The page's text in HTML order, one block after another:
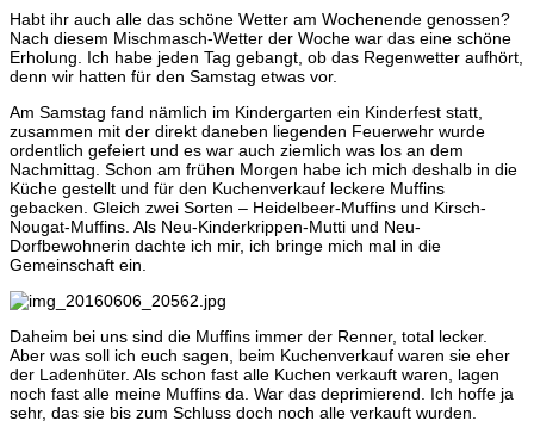
Habt ihr auch alle das schöne Wetter am Wochenende genossen?
Nach diesem Mischmasch-Wetter der Woche war das eine schöne
Erholung. Ich habe jeden Tag gebangt, ob das Regenwetter aufhört,
denn wir hatten für den Samstag etwas vor.
Am Samstag fand nämlich im Kindergarten ein Kinderfest statt,
zusammen mit der direkt daneben liegenden Feuerwehr wurde
ordentlich gefeiert und es war auch ziemlich was los an dem
Nachmittag. Schon am frühen Morgen habe ich mich deshalb in die
Küche gestellt und für den Kuchenverkauf leckere Muffins
gebacken. Gleich zwei Sorten – Heidelbeer-Muffins und Kirsch-
Nougat-Muffins. Als Neu-Kinderkrippen-Mutti und Neu-
Dorfbewohnerin dachte ich mir, ich bringe mich mal in die
Gemeinschaft ein.
Daheim bei uns sind die Muffins immer der Renner, total lecker.
Aber was soll ich euch sagen, beim Kuchenverkauf waren sie eher
der Ladenhüter. Als schon fast alle Kuchen verkauft waren, lagen
noch fast alle meine Muffins da. War das deprimierend. Ich hoffe ja
sehr, das sie bis zum Schluss doch noch alle verkauft wurden.